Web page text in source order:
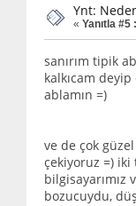
Ynt:
« Yanıtla #5 :
sanırım tipik
kalkıcam
ablamın =)
ve de çok
çekiyoruz =)
bilgisayarımız
bozucuydu,